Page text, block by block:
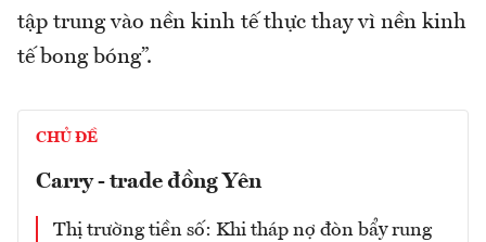
tập trung vào nền kinh tế thực thay vì nền kinh
tế bong bóng”.
CHỦ ĐỀ
Carry - trade đồng Yên
Thị trường tiền số: Khi tháp nợ đòn bẩy rung